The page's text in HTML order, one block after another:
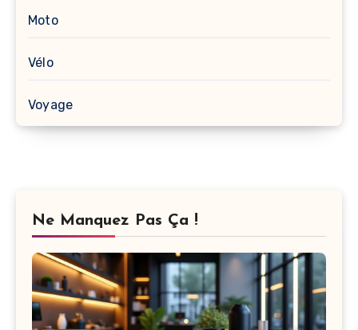
Moto
Vélo
Voyage
Ne Manquez Pas Ça !